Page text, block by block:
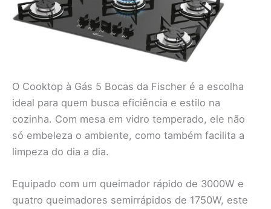
O Cooktop à Gás 5 Bocas da Fischer é a escolha
ideal para quem busca eficiência e estilo na
cozinha. Com mesa em vidro temperado, ele não
só embeleza o ambiente, como também facilita a
limpeza do dia a dia.
Equipado com um queimador rápido de 3000W e
quatro queimadores semirrápidos de 1750W, este